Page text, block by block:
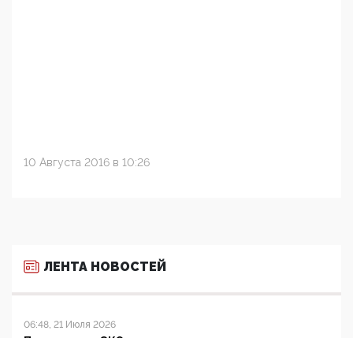
10 Августа 2016 в 10:26
ЛЕНТА НОВОСТЕЙ
06:48, 21 Июля 2026